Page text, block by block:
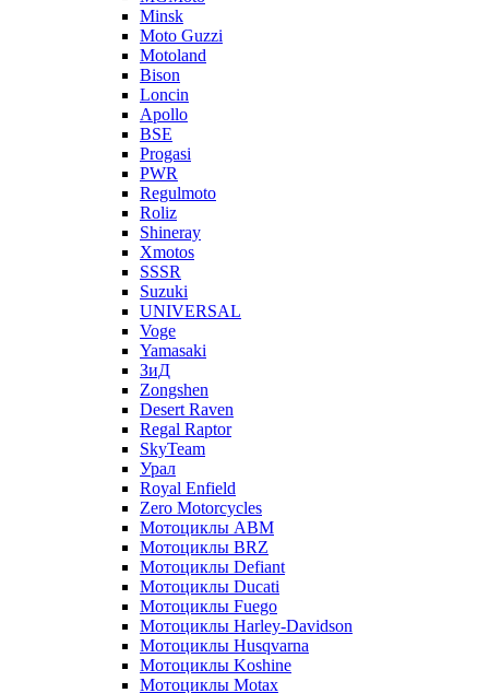
Minsk
Moto Guzzi
Motoland
Bison
Loncin
Apollo
BSE
Progasi
PWR
Regulmoto
Roliz
Shineray
Xmotos
SSSR
Suzuki
UNIVERSAL
Voge
Yamasaki
ЗиД
Zongshen
Desert Raven
Regal Raptor
SkyTeam
Урал
Royal Enfield
Zero Motorcycles
Мотоциклы ABM
Мотоциклы BRZ
Мотоциклы Defiant
Мотоциклы Ducati
Мотоциклы Fuego
Мотоциклы Harley-Davidson
Мотоциклы Husqvarna
Мотоциклы Koshine
Мотоциклы Motax